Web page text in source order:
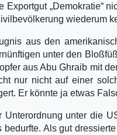
„Demokratie“
wiederum
aus den
unter den
aus Abu Ghraib mit
nur nicht auf einer
Er könnte ja etwas
unter die
Als gut